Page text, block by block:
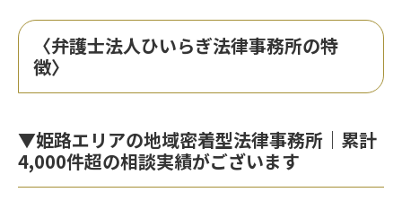
〈弁護士法人ひいらぎ法律事務所の特
徴〉
▼姫路エリアの地域密着型法律事務所｜累計
4,000件超の相談実績がございます